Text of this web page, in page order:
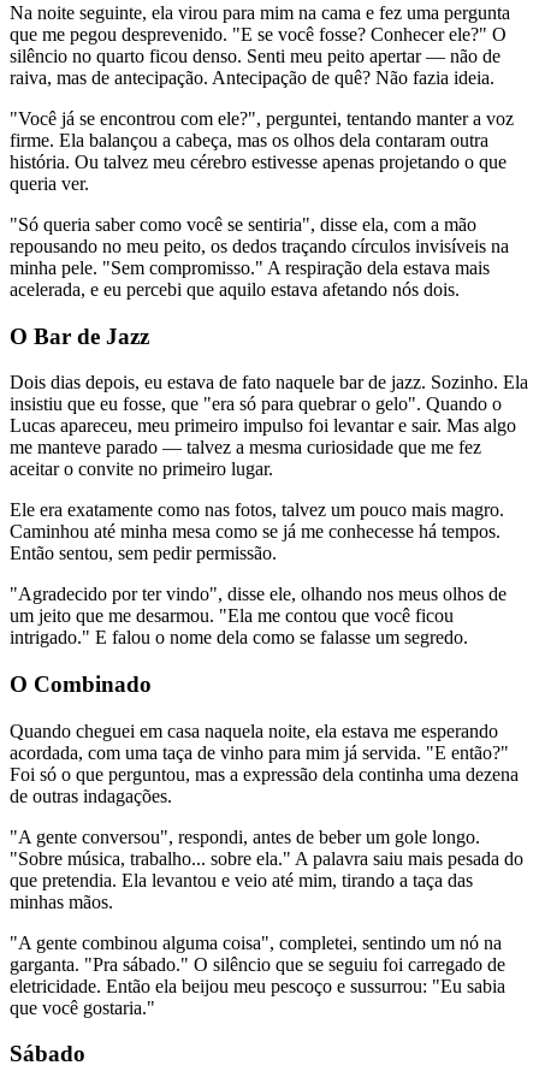
Na noite seguinte, ela virou para mim na cama e fez uma pergunta
que me pegou desprevenido. "E se você fosse? Conhecer ele?" O
silêncio no quarto ficou denso. Senti meu peito apertar — não de
raiva, mas de antecipação. Antecipação de quê? Não fazia ideia.
"Você já se encontrou com ele?", perguntei, tentando manter a voz
firme. Ela balançou a cabeça, mas os olhos dela contaram outra
história. Ou talvez meu cérebro estivesse apenas projetando o que
queria ver.
"Só queria saber como você se sentiria", disse ela, com a mão
repousando no meu peito, os dedos traçando círculos invisíveis na
minha pele. "Sem compromisso." A respiração dela estava mais
acelerada, e eu percebi que aquilo estava afetando nós dois.
O Bar de Jazz
Dois dias depois, eu estava de fato naquele bar de jazz. Sozinho. Ela
insistiu que eu fosse, que "era só para quebrar o gelo". Quando o
Lucas apareceu, meu primeiro impulso foi levantar e sair. Mas algo
me manteve parado — talvez a mesma curiosidade que me fez
aceitar o convite no primeiro lugar.
Ele era exatamente como nas fotos, talvez um pouco mais magro.
Caminhou até minha mesa como se já me conhecesse há tempos.
Então sentou, sem pedir permissão.
"Agradecido por ter vindo", disse ele, olhando nos meus olhos de
um jeito que me desarmou. "Ela me contou que você ficou
intrigado." E falou o nome dela como se falasse um segredo.
O Combinado
Quando cheguei em casa naquela noite, ela estava me esperando
acordada, com uma taça de vinho para mim já servida. "E então?"
Foi só o que perguntou, mas a expressão dela continha uma dezena
de outras indagações.
"A gente conversou", respondi, antes de beber um gole longo.
"Sobre música, trabalho... sobre ela." A palavra saiu mais pesada do
que pretendia. Ela levantou e veio até mim, tirando a taça das
minhas mãos.
"A gente combinou alguma coisa", completei, sentindo um nó na
garganta. "Pra sábado." O silêncio que se seguiu foi carregado de
eletricidade. Então ela beijou meu pescoço e sussurrou: "Eu sabia
que você gostaria."
Sábado